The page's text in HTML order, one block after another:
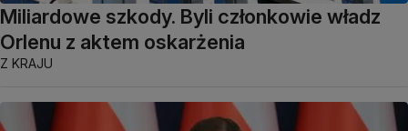
Miliardowe szkody. Byli członkowie władz
Orlenu z aktem oskarżenia
Z KRAJU